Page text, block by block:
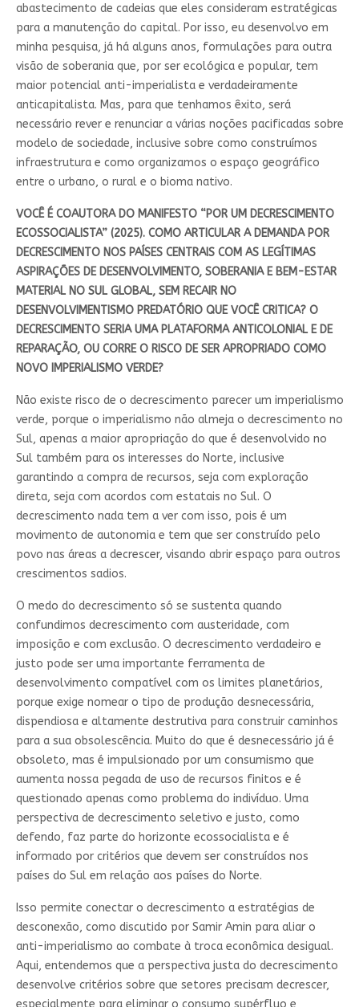
abastecimento de cadeias que eles consideram estratégicas
para a manutenção do capital. Por isso, eu desenvolvo em
minha pesquisa, já há alguns anos, formulações para outra
visão de soberania que, por ser ecológica e popular, tem
maior potencial anti-imperialista e verdadeiramente
anticapitalista. Mas, para que tenhamos êxito, será
necessário rever e renunciar a várias noções pacificadas sobre
modelo de sociedade, inclusive sobre como construímos
infraestrutura e como organizamos o espaço geográfico
entre o urbano, o rural e o bioma nativo.
VOCÊ É COAUTORA DO MANIFESTO “POR UM DECRESCIMENTO
ECOSSOCIALISTA” (2025). COMO ARTICULAR A DEMANDA POR
DECRESCIMENTO NOS PAÍSES CENTRAIS COM AS LEGÍTIMAS
ASPIRAÇÕES DE DESENVOLVIMENTO, SOBERANIA E BEM-ESTAR
MATERIAL NO SUL GLOBAL, SEM RECAIR NO
DESENVOLVIMENTISMO PREDATÓRIO QUE VOCÊ CRITICA? O
DECRESCIMENTO SERIA UMA PLATAFORMA ANTICOLONIAL E DE
REPARAÇÃO, OU CORRE O RISCO DE SER APROPRIADO COMO
NOVO IMPERIALISMO VERDE?
Não existe risco de o decrescimento parecer um imperialismo
verde, porque o imperialismo não almeja o decrescimento no
Sul, apenas a maior apropriação do que é desenvolvido no
Sul também para os interesses do Norte, inclusive
garantindo a compra de recursos, seja com exploração
direta, seja com acordos com estatais no Sul. O
decrescimento nada tem a ver com isso, pois é um
movimento de autonomia e tem que ser construído pelo
povo nas áreas a decrescer, visando abrir espaço para outros
crescimentos sadios.
O medo do decrescimento só se sustenta quando
confundimos decrescimento com austeridade, com
imposição e com exclusão. O decrescimento verdadeiro e
justo pode ser uma importante ferramenta de
desenvolvimento compatível com os limites planetários,
porque exige nomear o tipo de produção desnecessária,
dispendiosa e altamente destrutiva para construir caminhos
para a sua obsolescência. Muito do que é desnecessário já é
obsoleto, mas é impulsionado por um consumismo que
aumenta nossa pegada de uso de recursos finitos e é
questionado apenas como problema do indivíduo. Uma
perspectiva de decrescimento seletivo e justo, como
defendo, faz parte do horizonte ecossocialista e é
informado por critérios que devem ser construídos nos
países do Sul em relação aos países do Norte.
Isso permite conectar o decrescimento a estratégias de
desconexão, como discutido por Samir Amin para aliar o
anti-imperialismo ao combate à troca econômica desigual.
Aqui, entendemos que a perspectiva justa do decrescimento
desenvolve critérios sobre que setores precisam decrescer,
especialmente para eliminar o consumo supérfluo e